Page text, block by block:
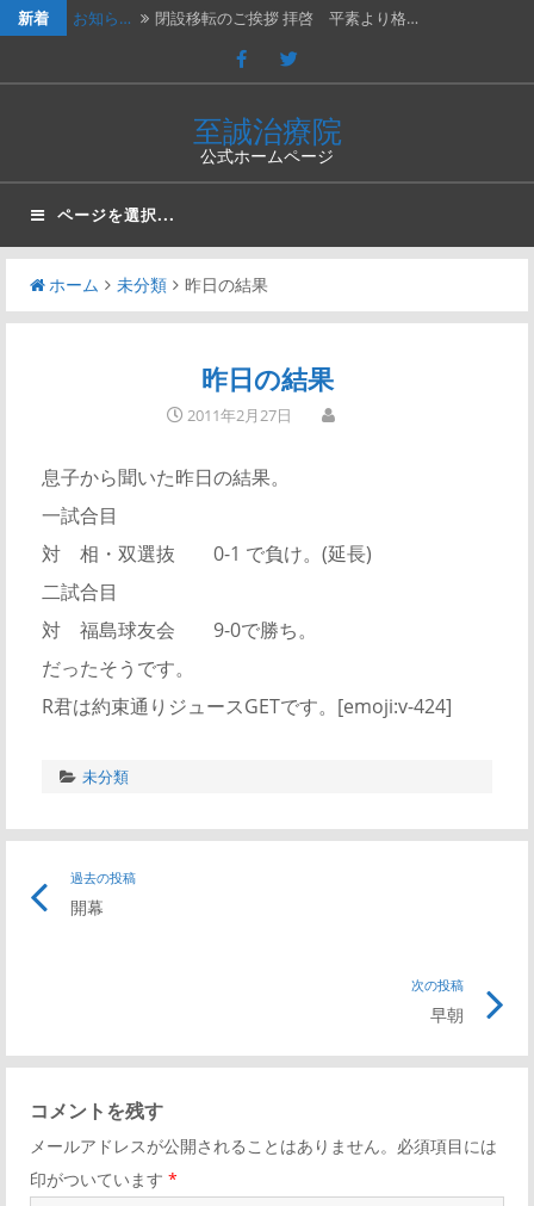
新着 お知ら… 閉設移転のご挨拶 拝啓 平素より格…
202４年３月２日（土）は臨時休診…
2023年７月１５日（土）は臨時休…
2023年2月25日（土）、202…
新年の…
至誠治療院
公式ホームページ
ページを選択...
ホーム 未分類 昨日の結果
昨日の結果
2011年2月27日
息子から聞いた昨日の結果。
一試合目
対 相・双選抜 0-1 で負け。(延長)
二試合目
対 福島球友会 9-0で勝ち。
だったそうです。
R君は約束通りジュースGETです。[emoji:v-424]
未分類
過去の投稿
開幕
次の投稿
早朝
コメントを残す
メールアドレスが公開されることはありません。必須項目には
印がついています *